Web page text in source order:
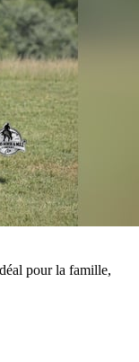
pour la famille,